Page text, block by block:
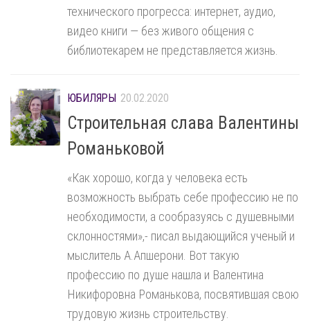
технического прогресса: интернет, аудио,
видео книги — без живого общения с
библиотекарем не представляется жизнь.
ЮБИЛЯРЫ 20.02.2020
Строительная слава Валентины
Романьковой
«Как хорошо, когда у человека есть
возможность выбрать себе профессию не по
необходимости, а сообразуясь с душевными
склонностями»,- писал выдающийся ученый и
мыслитель А.Апшерони. Вот такую
профессию по душе нашла и Валентина
Никифоровна Романькова, посвятившая свою
трудовую жизнь строительству.